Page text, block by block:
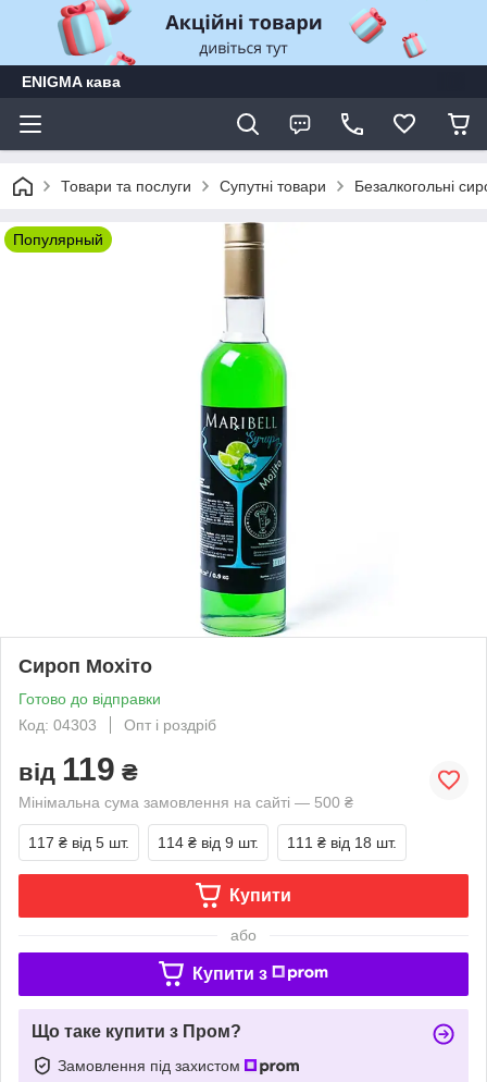
ENIGMA кава
Товари та послуги Супутні товари Безалкогольні
Популярный
Сироп Мохіто
Готово до відправки
Код: 04303
Опт і роздріб
від 119 ₴
Мінімальна сума замовлення на сайті — 500 ₴
117 ₴ від 5 шт. 114 ₴ від 9 шт. 111 ₴ від 18 шт.
Купити
або
Купити з
Що таке купити з Пром?
Замовлення під захистом